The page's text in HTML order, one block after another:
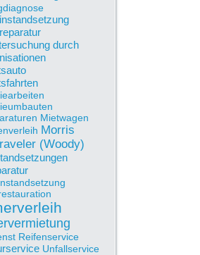
durch
Mietwagen
Morris
(Woody)
Reifenservice
Unfallservice